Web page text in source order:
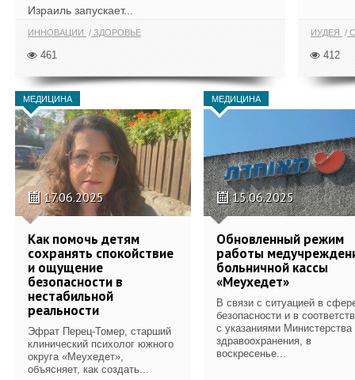
Израиль запускает...
ИННОВАЦИИ ЗДОРОВЬЕ
461
ИУДЕЯ
412
МЕДИЦИНА
17.06.2025
Как помочь детям
сохранять спокойствие
и ощущение
безопасности в
нестабильной
реальности
Эфрат Перец-Томер, старший
клинический психолог южного
округа «Меухедет»,
объясняет, как создать...
МЕДИЦИНА
15.06.2025
Обновленный режим
работы
больничной кассы
«Меухедет»
В связи с ситуацией в
безопасности и в
с указаниями Министерства
здравоохранения, в
воскресенье...